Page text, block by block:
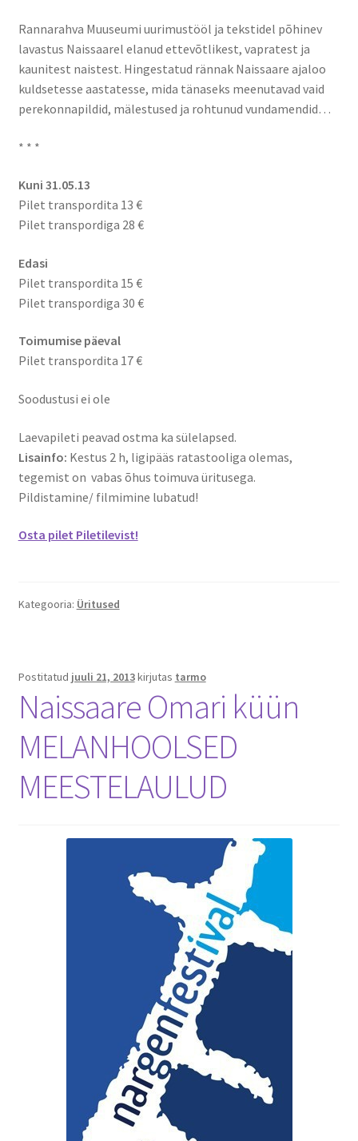
Rannarahva Muuseumi uurimustööl ja tekstidel põhinev
lavastus Naissaarel elanud ettevõtlikest, vapratest ja
kaunitest naistest. Hingestatud rännak Naissaare ajaloo
kuldsetesse aastatesse, mida tänaseks meenutavad vaid
perekonnapildid, mälestused ja rohtunud vundamendid…
* * *
Kuni 31.05.13
Pilet transpordita 13 €
Pilet transpordiga 28 €
Edasi
Pilet transpordita 15 €
Pilet transpordiga 30 €
Toimumise päeval
Pilet transpordita 17 €
Soodustusi ei ole
Laevapileti peavad ostma ka sülelapsed.
Lisainfo: Kestus 2 h, ligipääs ratastooliga olemas,
tegemist on vabas õhus toimuva üritusega.
Pildistamine/ filmimine lubatud!
Osta pilet Piletilevist!
Kategooria: Üritused
Postitatud juuli 21, 2013kirjutas tarmo
Naissaare Omari küün
MELANHOOLSED
MEESTELAULUD